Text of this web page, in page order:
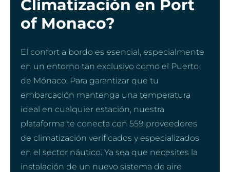
Climatización en Port
of Monaco?
El confort a bordo es esencial, especialmente
en un entorno tan exclusivo como el Puerto
de Mónaco. Para garantizar que tu
embarcación mantenga una temperatura
ideal en cualquier estación, nuestra
plataforma te conecta con 559 proveedores
de climatización verificados y especializados
en el sector náutico. Ya sea que necesites la
instalación de un nuevo sistema de aire